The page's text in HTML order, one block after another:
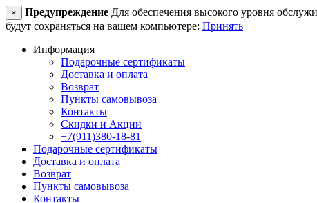
× Предупреждение Для обеспечения высокого уровня
будут сохраняться на вашем компьютере: Принять
Информация
Подарочные сертификаты
Доставка и оплата
Возврат
Пункты самовывоза
Контакты
Скидки и Акции
+7(911)380-18-81
Подарочные сертификаты
Доставка и оплата
Возврат
Пункты самовывоза
Контакты